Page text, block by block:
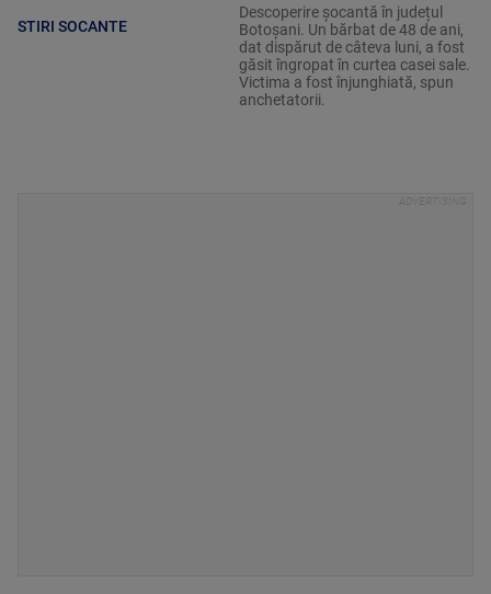
STIRI SOCANTE
Descoperire șocantă în județul
Botoșani. Un bărbat de 48 de ani,
dat dispărut de câteva luni, a fost
găsit îngropat în curtea casei sale.
Victima a fost înjunghiată, spun
anchetatorii.